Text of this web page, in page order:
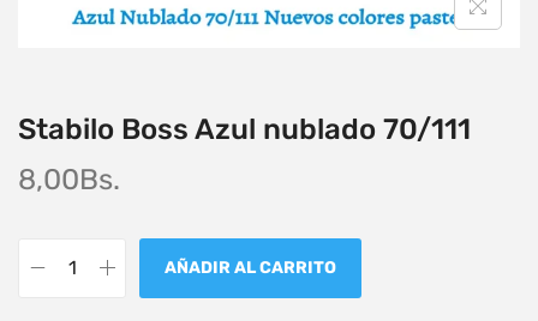
Stabilo Boss Azul nublado 70/111
8,00Bs.
AÑADIR AL CARRITO